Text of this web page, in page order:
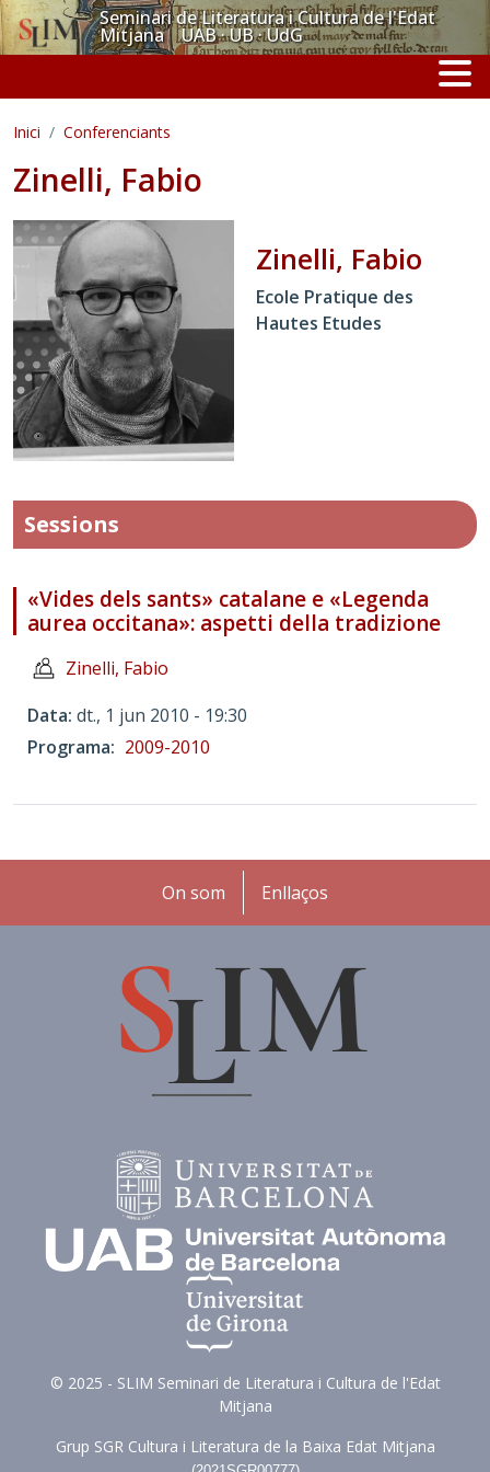
Vés al contingutSeminari de Literatura i Cultura de l'Edat
Mitjana UAB · UB · UdG
Inici Conferenciants
Zinelli, Fabio
Zinelli, Fabio
Ecole Pratique des
Hautes Etudes
Sessions
«Vides dels sants» catalane e «Legenda
aurea occitana»: aspetti della tradizione
Zinelli, Fabio
Data dt., 1 jun 2010 - 19:30
Programa
2009-2010
Peu
On som Enllaços
© 2025 - SLIM Seminari de Literatura i Cultura de l'Edat
Mitjana
Grup SGR Cultura i Literatura de la Baixa Edat Mitjana